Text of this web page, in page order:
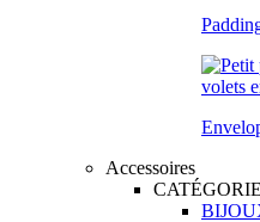
Accessoires